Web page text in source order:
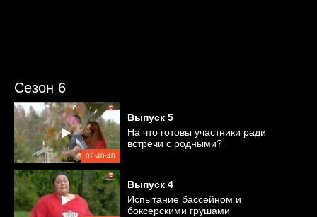
Сезон 6
02:40:48
Выпуск 5
На что готовы участники ради
встречи с родными?
Выпуск 4
Испытание бассейном и
боксерскими грушами